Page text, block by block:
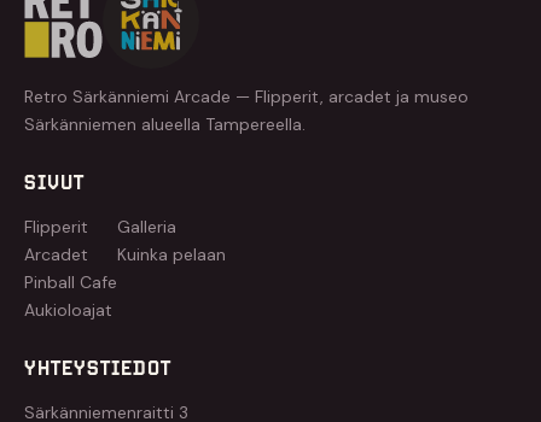
Retro Särkänniemi Arcade — Flipperit, arcadet ja museo
Särkänniemen alueella Tampereella.
SIVUT
Flipperit
Arcadet
Pinball Cafe
Aukioloajat
Galleria
Kuinka pelaan
YHTEYSTIEDOT
Särkänniemenraitti 3